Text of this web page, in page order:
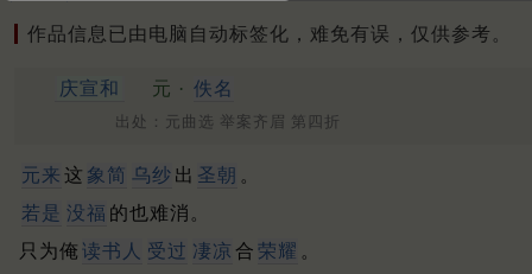
作品信息已由电脑自动标签化，难免有误，仅供参考。
庆宣和 元 · 佚名
出处：元曲选 举案齐眉 第四折
元来 这 象简 乌纱 出 圣朝 。
若是 没福 的也难消。
只为俺 读书人 受过 凄凉 合 荣耀 。